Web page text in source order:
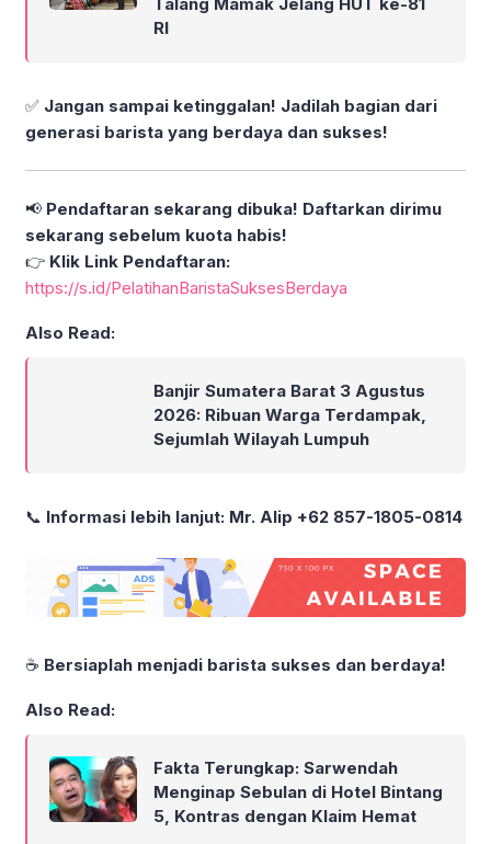
RI
✅ Jangan sampai ketinggalan! Jadilah bagian dari
generasi barista yang berdaya dan sukses!
📢 Pendaftaran sekarang dibuka! Daftarkan dirimu
sekarang sebelum kuota habis!
👉 Klik Link Pendaftaran:
https://s.id/PelatihanBaristaSuksesBerdaya
Also Read:
Banjir Sumatera Barat 3 Agustus
2026: Ribuan Warga Terdampak,
Sejumlah Wilayah Lumpuh
📞 Informasi lebih lanjut: Mr. Alip +62 857-1805-0814
☕ Bersiaplah menjadi barista sukses dan berdaya!
Also Read:
Fakta Terungkap: Sarwendah
Menginap Sebulan di Hotel Bintang
5, Kontras dengan Klaim Hemat